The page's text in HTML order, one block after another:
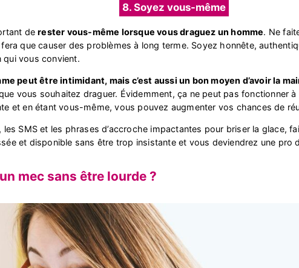
8. Soyez vous-même
derester vous-même lorsque vous draguez un homme. Ne
fera que causer des problèmes à long terme. Soyez honnête,
qui vous convient.
peut être intimidant, mais c’est aussi un bon moyen d’avoir la
vous souhaitez draguer. Évidemment, ça ne peut pas fonctionner
et en étant vous-même, vous pouvez augmenter vos chances de
les SMS et les phrases d’accroche impactantes pour briser la glace,
et disponible sans être trop insistante et vous deviendrez une pro
mec sans être lourde ?